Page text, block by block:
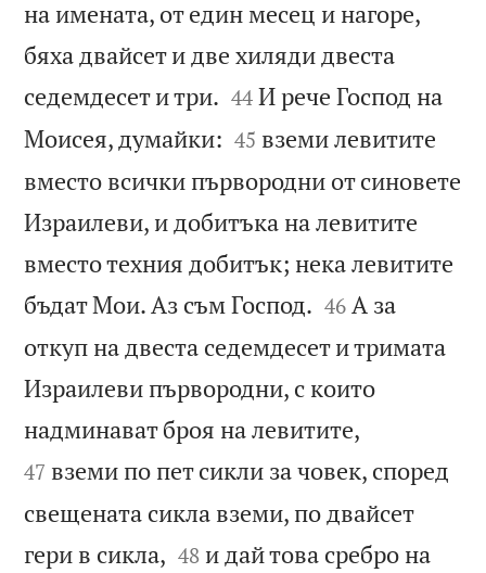
на имената, от един месец и нагоре,
бяха двайсет и две хиляди двеста
седемдесет и три. 

44 И рече Господ на
Моисея, думайки: 

45 вземи левитите
вместо всички първородни от синовете
Израилеви, и добитъка на левитите
вместо техния добитък; нека левитите
бъдат Мои. Аз съм Господ. 

46 А за
откуп на двеста седемдесет и тримата
Израилеви първородни, с които
надминават броя на левитите,
47 вземи по пет сикли за човек, според
свещената сикла вземи, по двайсет
гери в сикла, 

48 и дай това сребро на